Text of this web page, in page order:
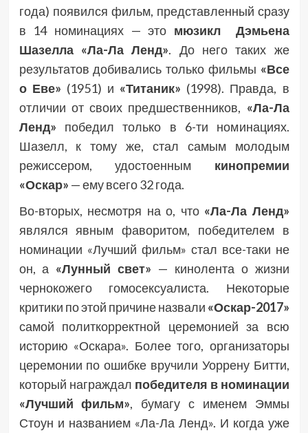
года) появился фильм, представленный сразу
в 14 номинациях — это мюзикл Дэмьена
Шазелла «Ла-Ла Ленд». До него таких же
результатов добивались только фильмы «Все
о Еве» (1951) и «Титаник» (1998). Правда, в
отличии от своих предшественников, «Ла-Ла
Ленд» победил только в 6-ти номинациях.
Шазелл, к тому же, стал самым молодым
режиссером, удостоенным кинопремии
«Оскар» — ему всего 32 года.
Во-вторых, несмотря на о, что «Ла-Ла Ленд»
являлся явным фаворитом, победителем в
номинации «Лучший фильм» стал все-таки не
он, а «Лунный свет» — кинолента о жизни
чернокожего гомосексуалиста. Некоторые
критики по этой причине назвали «Оскар-2017»
самой политкорректной церемонией за всю
историю «Оскара». Более того, организаторы
церемонии по ошибке вручили Уоррену Битти,
который награждал победителя в номинации
«Лучший фильм», бумагу с именем Эммы
Стоун и названием «Ла-Ла Ленд». И когда уже